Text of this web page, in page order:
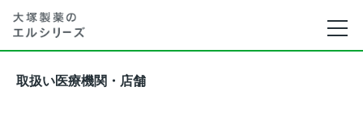
取扱い医療機関・店舗